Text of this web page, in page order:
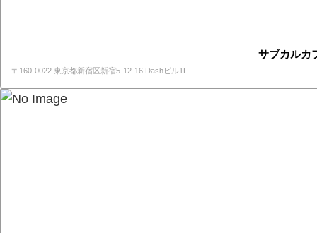
サブカルカ
〒160-0022 東京都新宿区新宿5-12-16 Dashビル1F